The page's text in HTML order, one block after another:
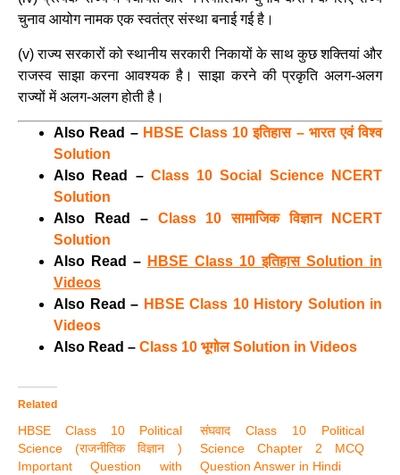
चुनाव आयोग नामक एक स्वतंत्र संस्था बनाई गई है।
(v) राज्य सरकारों को स्थानीय सरकारी निकायों के साथ कुछ शक्तियां और
राजस्व साझा करना आवश्यक है। साझा करने की प्रकृति अलग-अलग
राज्यों में अलग-अलग होती है।
Also Read – HBSE Class 10 इतिहास – भारत एवं विश्व
Solution
Also Read – Class 10 Social Science NCERT
Solution
Also Read – Class 10 सामाजिक विज्ञान NCERT
Solution
Also Read – HBSE Class 10 इतिहास Solution in
Videos
Also Read – HBSE Class 10 History Solution in
Videos
Also Read – Class 10 भूगोल Solution in Videos
Related
HBSE Class 10 Political
Science (राजनीतिक विज्ञान )
Important Question with
संघवाद Class 10 Political
Science Chapter 2 MCQ
Question Answer in Hindi